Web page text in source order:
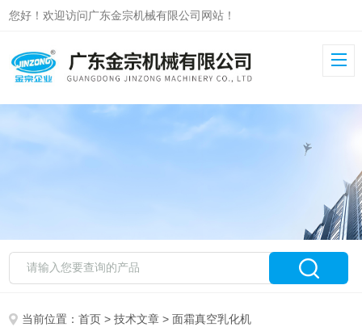
您好！欢迎访问广东金宗机械有限公司网站！
当前位置：首页 >技术文章 > 面霜真空乳化机